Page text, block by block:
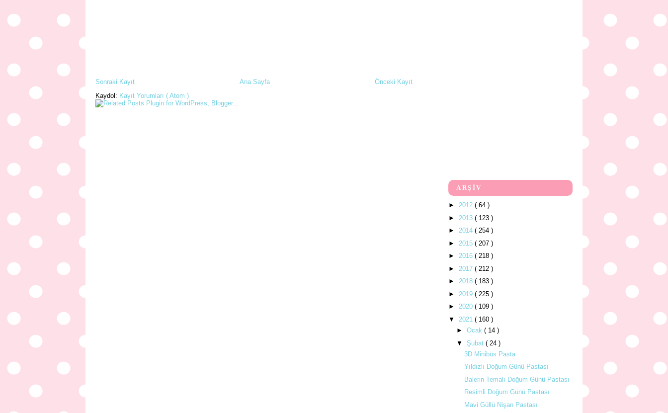
Sonraki Kayıt Önceki Kayıt
Ana Sayfa
Kaydol: Kayıt Yorumları ( Atom )
ARŞİV
► 2012 ( 64 )
► 2013 ( 123 )
► 2014 ( 254 )
► 2015 ( 207 )
► 2016 ( 218 )
► 2017 ( 212 )
► 2018 ( 183 )
► 2019 ( 225 )
► 2020 ( 109 )
▼ 2021 ( 160 )
► Ocak ( 14 )
▼ Şubat ( 24 )
3D Minibüs Pasta
Yıldızlı Doğum Günü Pastası
Balerin Temalı Doğum Günü Pastası
Resimli Doğum Günü Pastası
Mavi Güllü Nişan Pastası